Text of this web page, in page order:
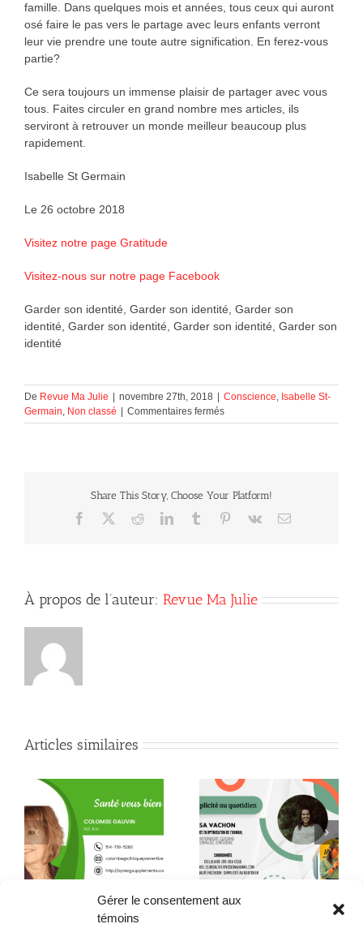
Gérer le consentement aux
témoins
famille. Dans quelques mois et années, tous ceux qui auront
osé faire le pas vers le partage avec leurs enfants verront
leur vie prendre une toute autre signification. En ferez-vous
partie?
Ce sera toujours un immense plaisir de partager avec vous
tous. Faites circuler en grand nombre mes articles, ils
serviront à retrouver un monde meilleur beaucoup plus
rapidement.
Isabelle St Germain
Le 26 octobre 2018
Visitez notre page Gratitude
Visitez-nous sur notre page Facebook
Garder son identité, Garder son identité, Garder son
identité, Garder son identité, Garder son identité, Garder son
identité
De Revue Ma Julie novembre 27th, 2018 Conscience, Isabelle St-
Germain, Non classé Commentaires ferméssur
Garder
Share This Story, Choose Your Platform!
Facebook RedditLinkedInTumblr Pinterest
Vk Courriel
À propos de l’auteur: Revue Ma Julie
Articles similaires
Quand la conscience
fait son chemin jusque
dans l’assiette !
Quelques citations de
Neale Donald Walsch